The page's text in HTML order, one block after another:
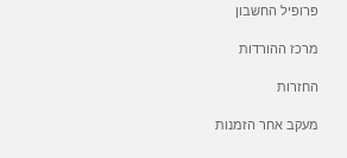
פרופיל החשבון
מרכז ההורדות
החזרות
מעקב אחר הזמנות